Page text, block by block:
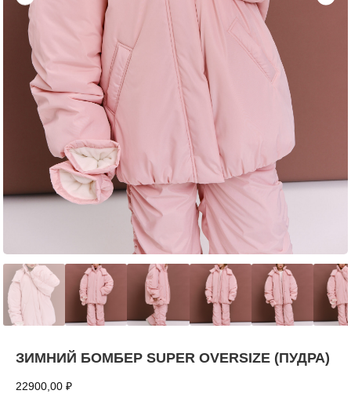
ЗИМНИЙ БОМБЕР SUPER OVERSIZE (ПУДРА)
22900,00 ₽